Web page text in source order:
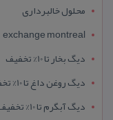
محلول خالبرداری
exchange montreal
دیگ بخار تا 10% تخفیف
دیگ روغن داغ تا 10% تخفیف
دیگ آبگرم تا 10% تخفیف